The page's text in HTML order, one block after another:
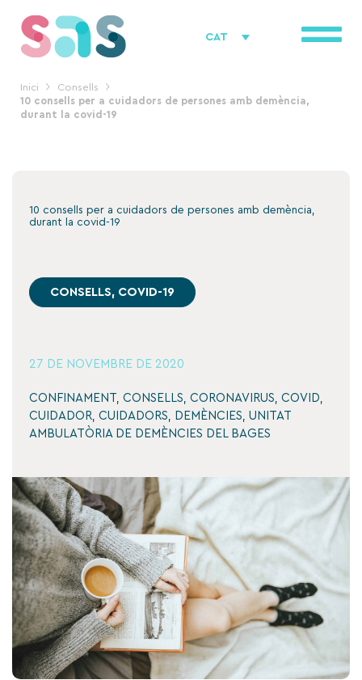
contingut
CAT
Inici
Consells
10 consells per a cuidadors de persones amb demència,
durant la covid-19
10 consells per a cuidadors de persones amb demència,
durant la covid-19
CONSELLS, COVID-19
27 DE NOVEMBRE DE 2020
CONFINAMENT, CONSELLS CORONAVIRUS COVID
CUIDADOR, CUIDADORS DEMÈNCIES UNITAT
AMBULATÒRIA DE DEMÈNCIES DEL BAGES